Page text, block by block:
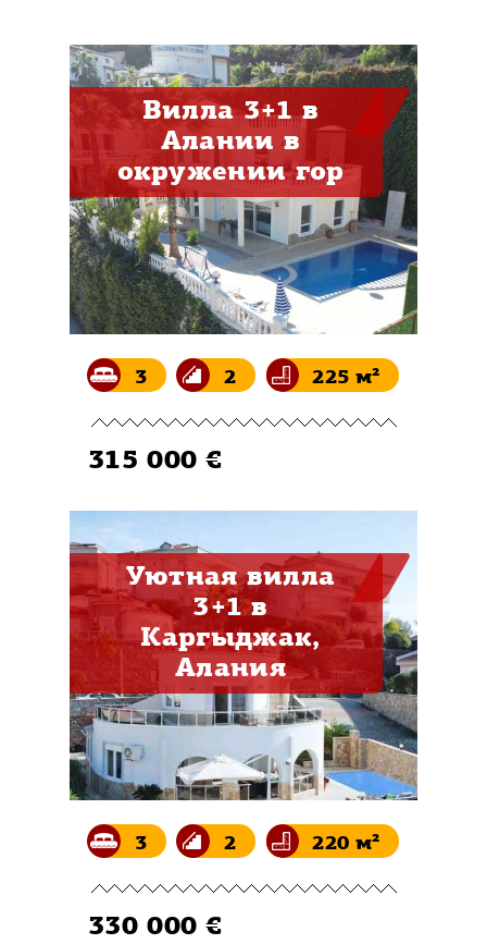
Вилла 3+1 в
Алании в
окружении гор
3 2 225 м²
315 000 €
Уютная вилла
3+1 в
Каргыджак,
Алания
3 2 220 м²
330 000 €